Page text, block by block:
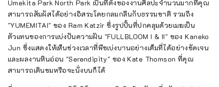
Umekita Park North Park เป็นที่ตั้งของงานศิลปะจำนวนมากที่คุณ
สามารถสัมผัสได้อย่างอิสระโดยกลมกลืนกับธรรมชาติ รวมถึง
"YUMEMITAI" ของ Ram Katzir ซึ่งรูปปั้นที่ปกคลุมด้วยเมฆเป็น
ตัวแทนของการแบ่งปันความฝัน "FULLBLOOM I & II" ของ Kaneko
Jun ซึ่งแสดงให้เห็นช่วงเวลาที่พืชเบ่งบานอย่างเต็มที่ได้อย่างชัดเจน
และผลงานหินอ่อน "Serendipity" ของ Kate Thomson ที่คุณ
สามารถเดินชมหรือจะนั่งบนก็ได้